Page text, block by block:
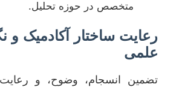
متخصص در حوزه تحلیل.
رعایت ساختار آکادمیک و
علمی
تضمین انسجام، وضوح، و رعایت